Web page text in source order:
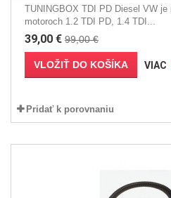
TUNINGBOX TDI PD Diesel VW
motoroch 1.2 TDI PD, 1.4 TDI...
39,00 € 99,00 €
VLOŽIŤ DO KOŠÍKA VIAC
Pridať k porovnaniu